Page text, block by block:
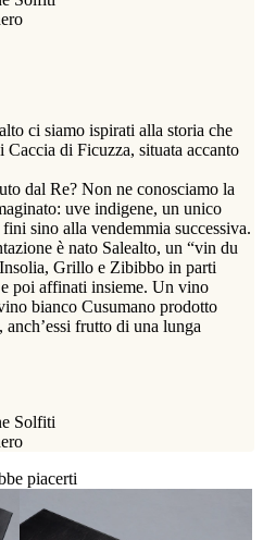
ci siamo ispirati alla storia che
di Ficuzza, situata accanto
dal Re? Non ne conosciamo la
uve indigene, un unico
sino alla vendemmia successiva.
è nato Salealto, un “vin du
Grillo e Zibibbo in parti
poi affinati insieme. Un vino
bianco Cusumano prodotto
frutto di una lunga
Solfiti
piacerti